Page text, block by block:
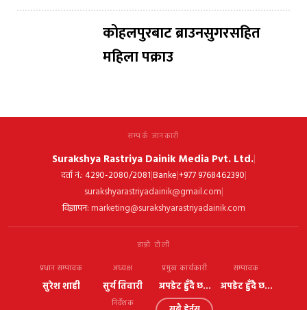
कोहलपुरबाट ब्राउनसुगरसहित
महिला पक्राउ
सम्पर्क जानकारी
Surakshya Rastriya Dainik Media Pvt. Ltd.|
दर्ता नं.: 4290-2080/2081|Banke|+977 9768462390|
surakshyarastriyadainik@gmail.com|
विज्ञापन: marketing@surakshyarastriyadainik.com
हाम्रो टोली
प्रधान सम्पादक
सुरेश शाही
अध्यक्ष
सुर्य तिवारी
प्रमुख कार्यकारी
अपडेट हुँदै छ...
सम्पादक
अपडेट हुँदै छ...
निर्देशक